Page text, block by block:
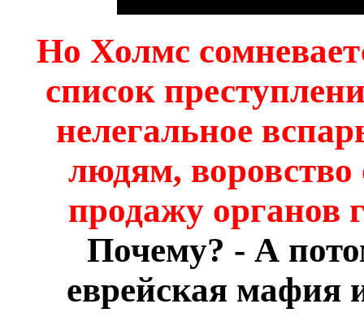
Но Холмс
список
нелегальное
людям,
продажу
Почему? - А
еврейская мафия